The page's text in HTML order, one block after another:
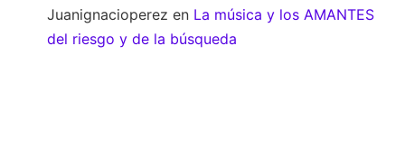
Juanignacioperez en La música y los AMANTES
del riesgo y de la búsqueda